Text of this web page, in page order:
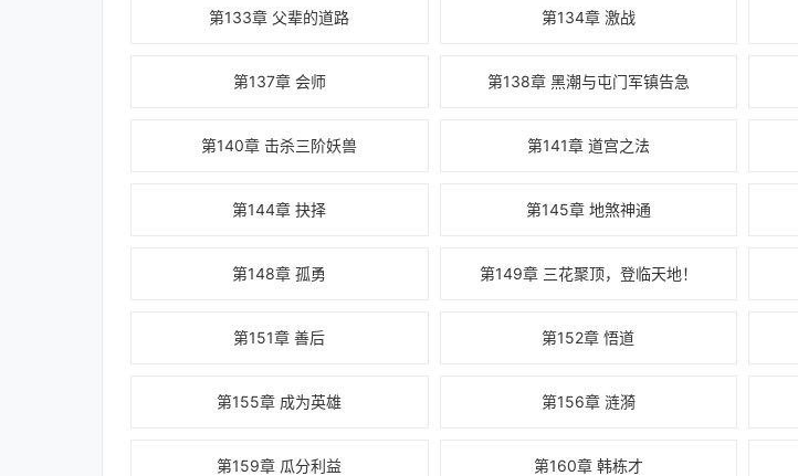
第133章 父辈的道路 第134章 激战
第137章 会师 第138章 黑潮与屯门军镇告急
第140章 击杀三阶妖兽 第141章 道宫之法
第144章 抉择 第145章 地煞神通
第148章 孤勇 第149章 三花聚顶，登临天地！
第151章 善后 第152章 悟道
第155章 成为英雄 第156章 涟漪
第159章 瓜分利益 第160章 韩栋才